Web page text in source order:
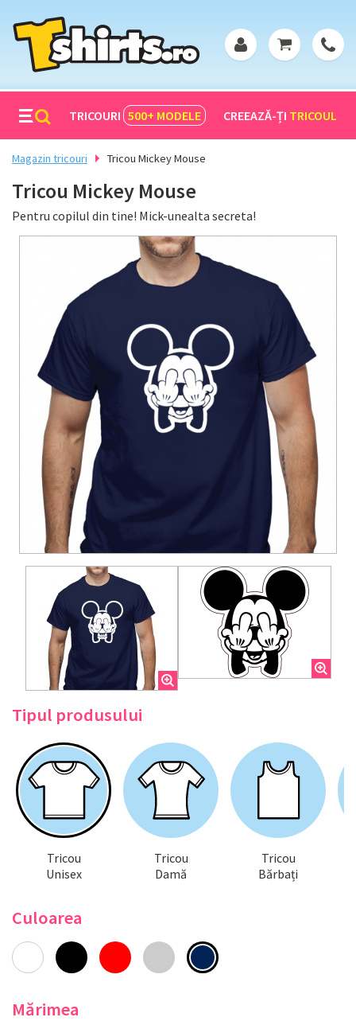
TRICOURI 500+ MODELE CREEAZĂ-ȚI TRICOUL
Magazin tricouri Tricou Mickey Mouse
Tricou Mickey Mouse
Pentru copilul din tine! Mick-unealta secreta!
Tipul produsului
Tricou
Unisex
Tricou
Damă
Tricou
Bărbați
Culoarea
Mărimea